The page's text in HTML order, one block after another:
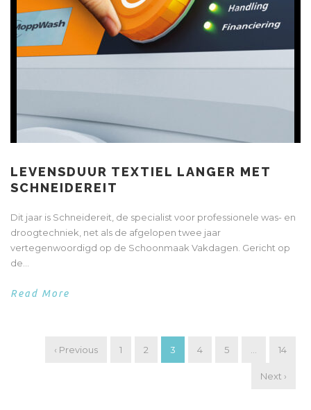
LEVENSDUUR TEXTIEL LANGER MET
SCHNEIDEREIT
Dit jaar is Schneidereit, de specialist voor professionele was- en
droogtechniek, net als de afgelopen twee jaar
vertegenwoordigd op de Schoonmaak Vakdagen. Gericht op
de...
Read More
‹ Previous 1 2 3 4 5 14
Next ›